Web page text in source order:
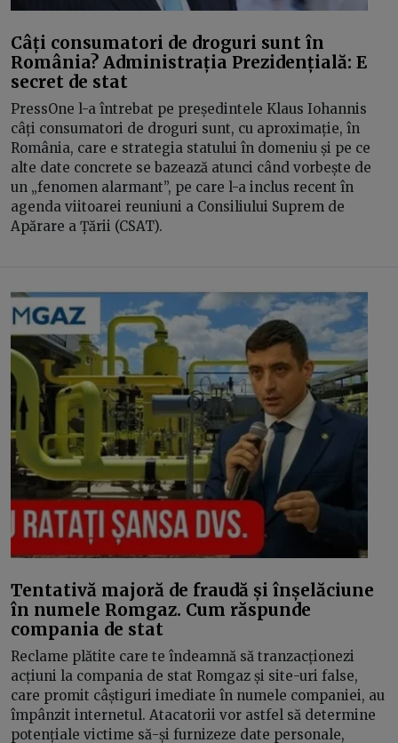
Câți consumatori de droguri sunt în
România? Administrația Prezidențială: E
secret de stat
PressOne l-a întrebat pe președintele Klaus Iohannis
câți consumatori de droguri sunt, cu aproximație, în
România, care e strategia statului în domeniu și pe ce
alte date concrete se bazează atunci când vorbește de
un „fenomen alarmant”, pe care l-a inclus recent în
agenda viitoarei reuniuni a Consiliului Suprem de
Apărare a Țării (CSAT).
Tentativă majoră de fraudă și înșelăciune
în numele Romgaz. Cum răspunde
compania de stat
Reclame plătite care te îndeamnă să tranzacționezi
acțiuni la compania de stat Romgaz și site-uri false,
care promit câștiguri imediate în numele companiei, au
împânzit internetul. Atacatorii vor astfel să determine
potențiale victime să-și furnizeze date personale,